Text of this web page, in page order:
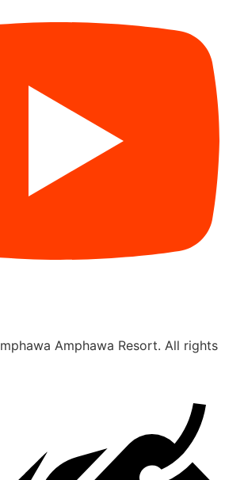
Amphawa Resort. All rights